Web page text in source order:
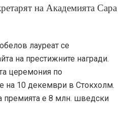
на Академията Сара
лауреат се
на престижните награди.
церемония по
на 10 декември в Стокхолм.
премията е 8 млн. шведски